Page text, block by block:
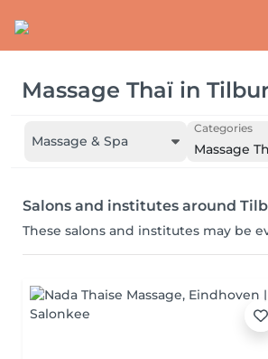
Massage Thaï in
Massage & Spa
Categories
Massage
Salons and institutes around
These salons and institutes may be